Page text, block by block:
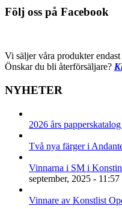
Följ oss på Facebook
Vi säljer våra produkter
Önskar du bli återförsäljare?
NYHETER
2026 års
Två nya färger i
Vinnarna i SM i
september, 2025 - 11:57
Vinnare av Konstlist